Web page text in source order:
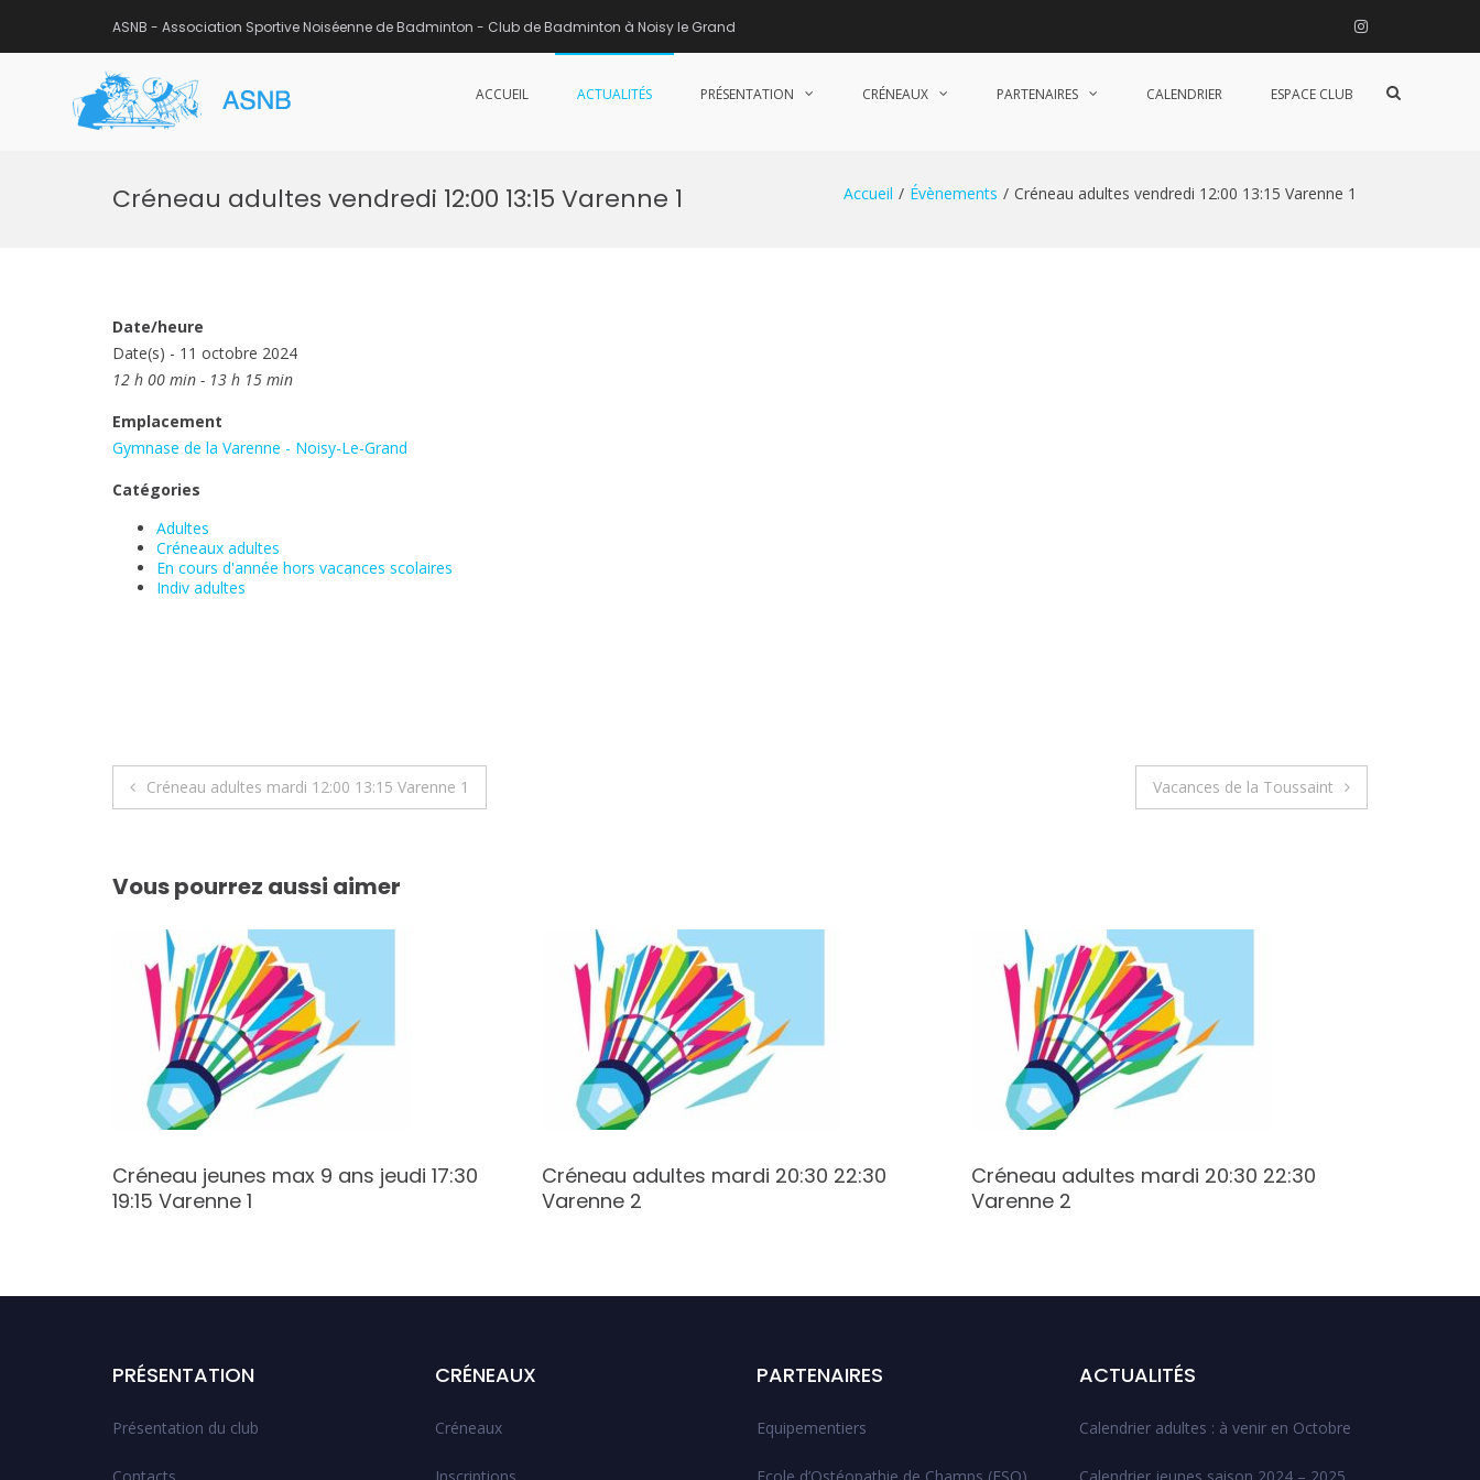
ASNB - Association Sportive Noiséenne de Badminton - Club de Badminton à Noisy le Grand Instagram
ACCUEIL ACTUALITÉS PRÉSENTATION CRÉNEAUX PARTENAIRES CALENDRIER ESPACE CLUB
Afficher
Créneau adultes vendredi 12:00 13:15 Varenne 1 Accueil Évènements Créneau adultes vendredi 12:00 13:15 Varenne 1
Date/heure
Date(s) - 11 octobre 2024
12 h 00 min - 13 h 15 min
Emplacement
Gymnase de la Varenne - Noisy-Le-Grand
Catégories
Adultes
Créneaux adultes
En cours d'année hors vacances scolaires
Indiv adultes
Navigation
l’article
Créneau adultes mardi 12:00 13:15 Varenne 1 Vacances de la Toussaint
Vous pourrez aussi aimer
Créneau jeunes max 9 ans jeudi 17:30
19:15 Varenne 1
Créneau adultes mardi 20:30 22:30
Varenne 2
Créneau adultes mardi 20:30 22:30
Varenne 2
PRÉSENTATION
Présentation du club
CRÉNEAUX
Créneaux
PARTENAIRES
Equipementiers
ACTUALITÉS
Calendrier adultes : à venir en Octobre